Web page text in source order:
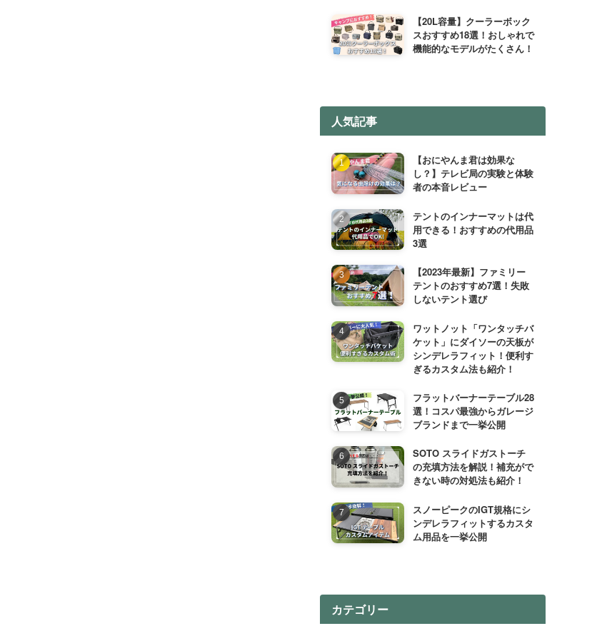
【20L容量】クーラーボック
スおすすめ18選！おしゃれで
機能的なモデルがたくさん！
人気記事
【おにやんま君は効果な
し？】テレビ局の実験と体験
者の本音レビュー
テントのインナーマットは代
用できる！おすすめの代用品
3選
【2023年最新】ファミリー
テントのおすすめ7選！失敗
しないテント選び
ワットノット「ワンタッチバ
ケット」にダイソーの天板が
シンデレラフィット！便利す
ぎるカスタム法も紹介！
フラットバーナーテーブル28
選！コスパ最強からガレージ
ブランドまで一挙公開
SOTO スライドガストーチ
の充填方法を解説！補充がで
きない時の対処法も紹介！
スノーピークのIGT規格にシ
ンデレラフィットするカスタ
ム用品を一挙公開
カテゴリー